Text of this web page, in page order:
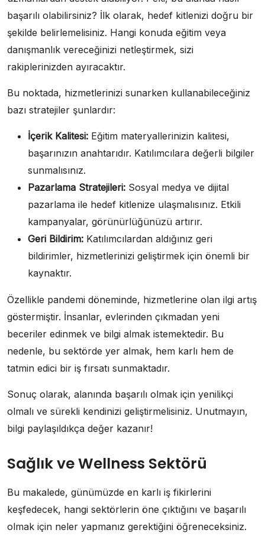
başarılı olabilirsiniz? İlk olarak, hedef kitlenizi doğru bir
şekilde belirlemelisiniz. Hangi konuda eğitim veya
danışmanlık vereceğinizi netleştirmek, sizi
rakiplerinizden ayıracaktır.
Bu noktada, hizmetlerinizi sunarken kullanabileceğiniz
bazı stratejiler şunlardır:
İçerik Kalitesi: Eğitim materyallerinizin kalitesi,
başarınızın anahtarıdır. Katılımcılara değerli bilgiler
sunmalısınız.
Pazarlama Stratejileri: Sosyal medya ve dijital
pazarlama ile hedef kitlenize ulaşmalısınız. Etkili
kampanyalar, görünürlüğünüzü artırır.
Geri Bildirim: Katılımcılardan aldığınız geri
bildirimler, hizmetlerinizi geliştirmek için önemli bir
kaynaktır.
Özellikle pandemi döneminde, hizmetlerine olan ilgi artış
göstermiştir. İnsanlar, evlerinden çıkmadan yeni
beceriler edinmek ve bilgi almak istemektedir. Bu
nedenle, bu sektörde yer almak, hem karlı hem de
tatmin edici bir iş fırsatı sunmaktadır.
Sonuç olarak, alanında başarılı olmak için yenilikçi
olmalı ve sürekli kendinizi geliştirmelisiniz. Unutmayın,
bilgi paylaşıldıkça değer kazanır!
Sağlık ve Wellness Sektörü
Bu makalede, günümüzde en karlı iş fikirlerini
keşfedecek, hangi sektörlerin öne çıktığını ve başarılı
olmak için neler yapmanız gerektiğini öğreneceksiniz.